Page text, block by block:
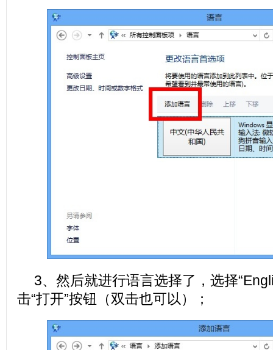
3、然后就进行语言选择了，选择
击“打开”按钮（双击也可以）；